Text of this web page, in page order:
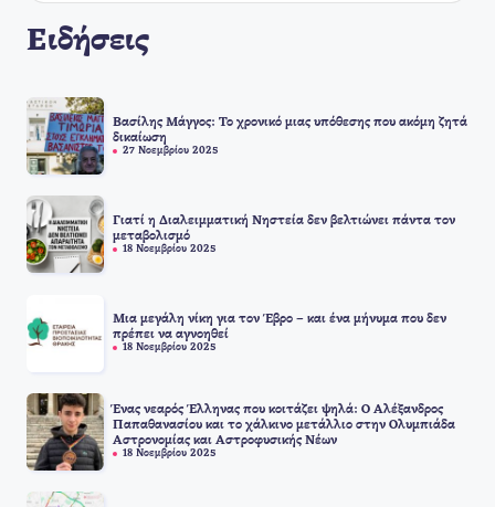
Ειδήσεις
Βασίλης Μάγγος: Το χρονικό μιας υπόθεσης που ακόμη ζητά
δικαίωση
27 Νοεμβρίου 2025
Γιατί η Διαλειμματική Νηστεία δεν βελτιώνει πάντα τον
μεταβολισμό
18 Νοεμβρίου 2025
Μια μεγάλη νίκη για τον Έβρο – και ένα μήνυμα που δεν
πρέπει να αγνοηθεί
18 Νοεμβρίου 2025
Ένας νεαρός Έλληνας που κοιτάζει ψηλά: Ο Αλέξανδρος
Παπαθανασίου και το χάλκινο μετάλλιο στην Ολυμπιάδα
Αστρονομίας και Αστροφυσικής Νέων
18 Νοεμβρίου 2025